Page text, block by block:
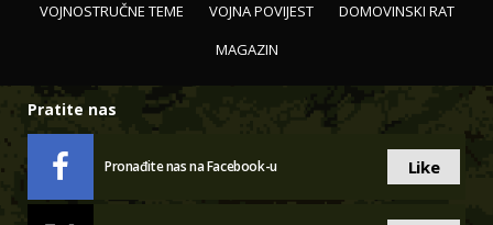
VOJNOSTRUČNE TEME
VOJNA POVIJEST
DOMOVINSKI RAT
MAGAZIN
Pratite nas
Pronađite nas na Facebook-u Like